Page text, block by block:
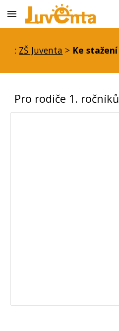
Skip to main content
: ZŠ Juventa > Ke stažení
Pro rodiče 1. ročníků